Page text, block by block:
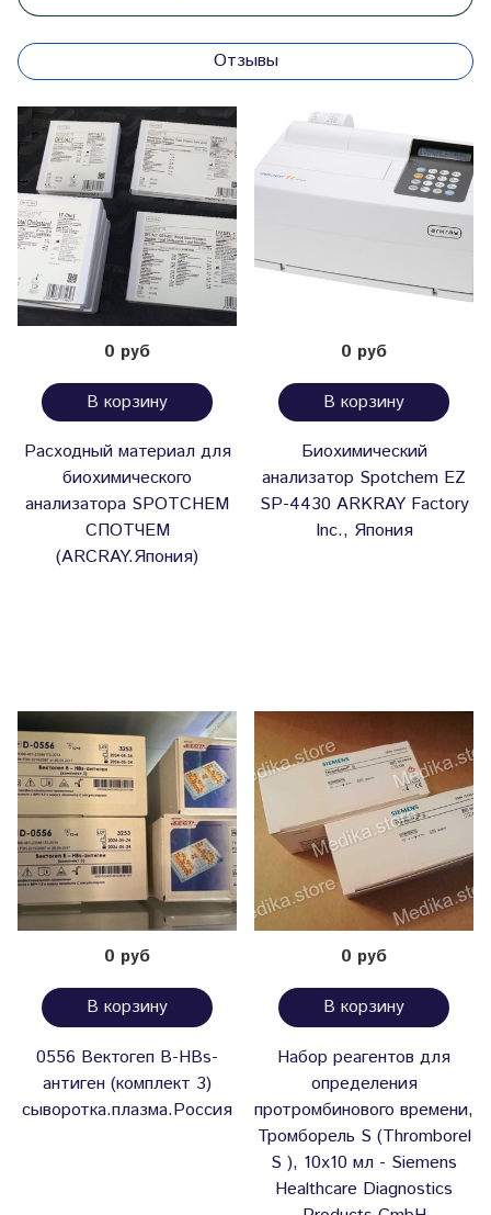
Отзывы
0 руб
В корзину
Расходный материал для
биохимического
анализатора SPOTCHEM
СПОТЧЕМ
(ARCRAY.Япония)
0 руб
В корзину
Биохимический
анализатор Spotchem EZ
SP-4430 ARKRAY Factory
Inc., Япония
0 руб
В корзину
0556 Вектогеп В-HBs-
антиген (комплект 3)
сыворотка.плазма.Россия
0 руб
В корзину
Набор реагентов для
определения
протромбинового времени,
Тромборель S (Thromborel
S ), 10x10 мл - Siemens
Healthcare Diagnostics